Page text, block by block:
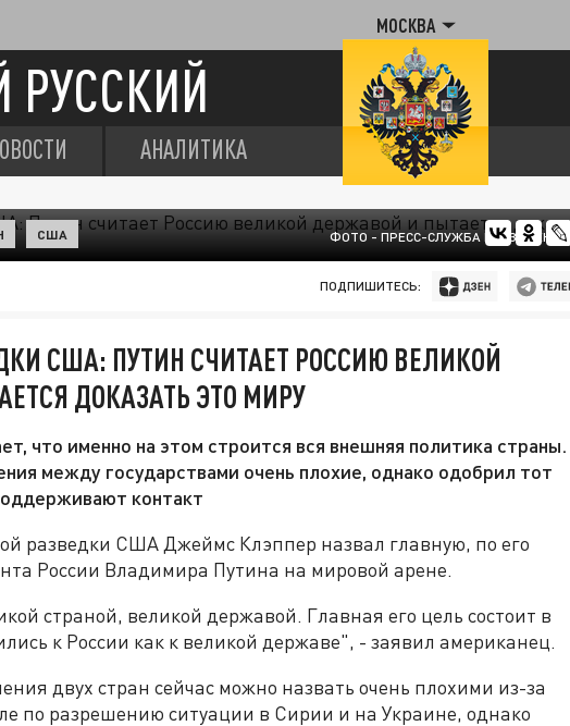
МОСКВА
РУССКИЙ
АНАЛИТИКА
ФОТО - ПРЕСС-СЛУЖБА
США
ПОДПИШИТЕСЬ:
США: ПУТИН СЧИТАЕТ РОССИЮ ВЕЛИКОЙ
ДОКАЗАТЬ ЭТО МИРУ
что именно на этом строится вся внешняя политика страны.
между государствами очень плохие, однако одобрил тот
контакт
разведки США Джеймс Клэппер назвал главную, по его
России Владимира Путина на мировой арене.
страной, великой державой. Главная его цель состоит в
к России как к великой державе", - заявил американец.
двух стран сейчас можно назвать очень плохими из-за
по разрешению ситуации в Сирии и на Украине, однако